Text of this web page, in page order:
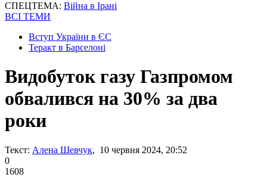
СПЕЦТЕМА: Війна в Ірані
ВСІ ТЕМИ
Вступ України в ЄС
Теракт в Барселоні
Видобуток газу Газпромом
обвалився на 30% за два
роки
Текст: Алена Шевчук, 10 червня 2024, 20:52
0
1608